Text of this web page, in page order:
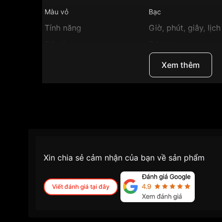
Màu vỏ
Bạc
Tính năng
Giờ, phút, giây,
Mặt đen
"Longines 35.5mm
Xem thêm
Xin chia sẻ cảm nhận của bạn về sản phẩm
Viết đánh giá tại đây